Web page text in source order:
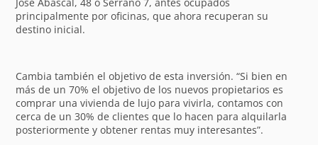
principalmente por oficinas, que ahora recuperan su
destino inicial.
Cambia también el objetivo de esta inversión. “Si bien en
más de un 70% el objetivo de los nuevos propietarios es
comprar una vivienda de lujo para vivirla, contamos con
cerca de un 30% de clientes que lo hacen para alquilarla
posteriormente y obtener rentas muy interesantes”.